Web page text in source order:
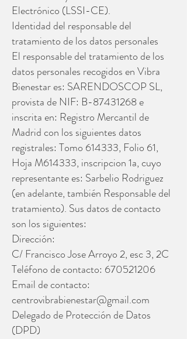
Electrónico (LSSI-CE).
Identidad del responsable del
tratamiento de los datos personales
El responsable del tratamiento de los
datos personales recogidos en Vibra
Bienestar es: SARENDOSCOP SL,
provista de NIF: B-87431268 e
inscrita en: Registro Mercantil de
Madrid con los siguientes datos
registrales: Tomo 614333, Folio 61,
Hoja M614333, inscripcion 1a, cuyo
representante es: Sarbelio Rodriguez
(en adelante, también Responsable del
tratamiento). Sus datos de contacto
son los siguientes:
Dirección:
C/ Francisco Jose Arroyo 2, esc 3, 2C
Teléfono de contacto: 670521206
Email de contacto:
centrovibrabienestar@gmail.com
Delegado de Protección de Datos
(DPD)